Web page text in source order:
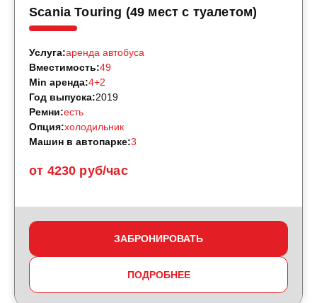
Scania Touring (49 мест с туалетом)
от 4230 руб/час
Услуга:аренда автобуса
Вместимость:49
Min аренда:4+2
Год выпуска:2019
Ремни:есть
Опция:холодильник
Машин в автопарке:3
ЗАБРОНИРОВАТЬ
ПОДРОБНЕЕ